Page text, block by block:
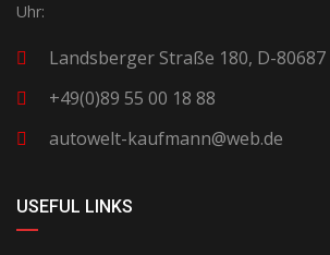
Uhr:
Landsberger Straße 180, D-
+49(0)89 55 00 18 88
autowelt-kaufmann@web.de
USEFUL LINKS